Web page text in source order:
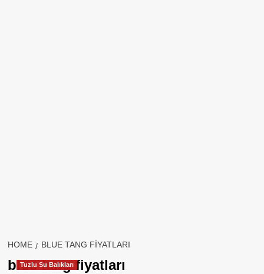
HOME BLUE TANG FIYATLARI
blue tang fiyatları
Tuzlu Su Balıkları